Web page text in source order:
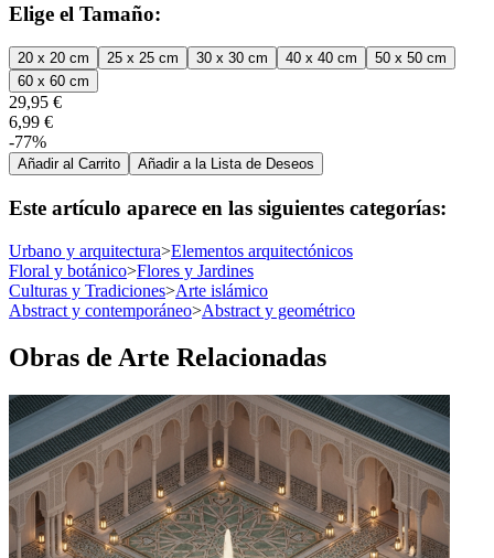
Elige el Tamaño:
20 x 20 cm 25 x 25 cm 30 x 30 cm 40 x 40 cm
50 x 50 cm
60 x 60 cm
29,95 €
6,99 €
-77%
Añadir al Carrito Añadir a la Lista de Deseos
Este artículo aparece en las siguientes categorías:
Urbano y arquitectura>Elementos arquitectónicos
Floral y botánico>Flores y Jardines
Culturas y Tradiciones>Arte islámico
Abstract y contemporáneo>Abstract y geométrico
Obras de Arte Relacionadas